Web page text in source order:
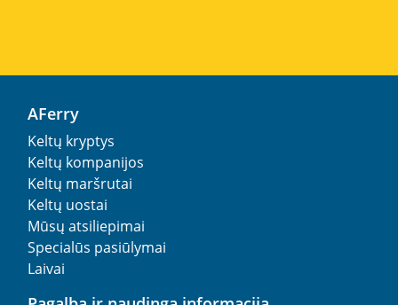
AFerry
Keltų kryptys
Keltų kompanijos
Keltų maršrutai
Keltų uostai
Mūsų atsiliepimai
Specialūs pasiūlymai
Laivai